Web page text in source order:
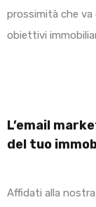
prossimità che va
obiettivi
L’email
del tuo
Affidati alla